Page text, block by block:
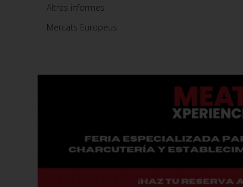
Altres informes
Mercats Europeus